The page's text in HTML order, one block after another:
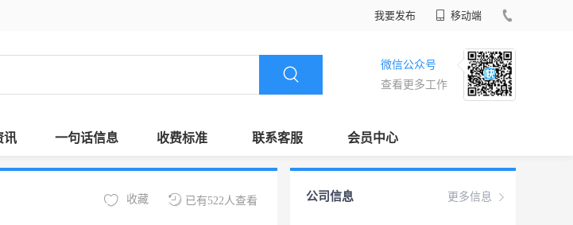
我要发布 移动端
微信公众号
查看更多工作
讯 一句话信息 收费标准 联系客服 会员中心
已有522人查看
收藏 更多信息
公司信息